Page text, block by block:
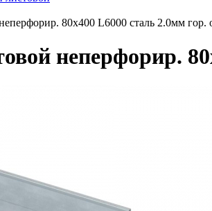
80х400 L6000 сталь 2.0мм
неперфорир.